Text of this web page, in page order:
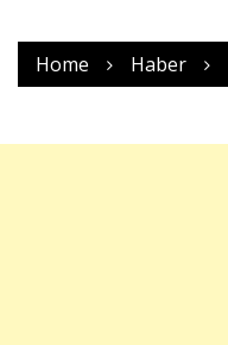
Home Haber